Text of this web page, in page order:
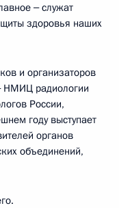
‒ служат
здоровья наших
и организаторов
НМИЦ радиологии
России,
году выступает
органов
объединений,